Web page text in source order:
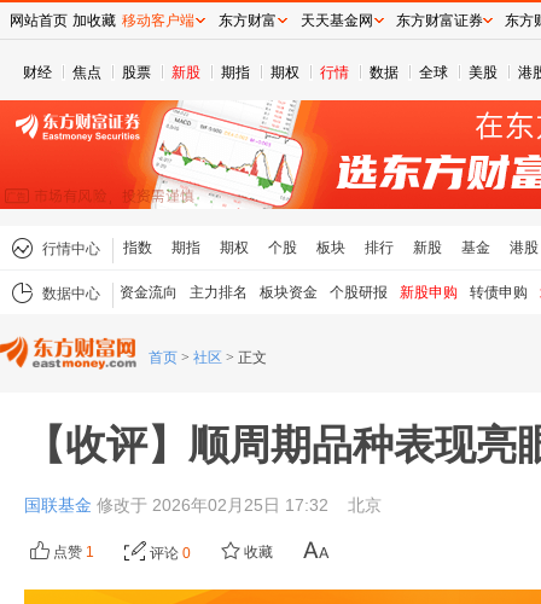
财经 焦点 股票 新股 期指 期权 行情 数据 全球 美股 港
行情中心 指数 期指 期权 个股 板块 排行 新股 基金 港股
数据中心 资金流向 主力排名 板块资金 个股研报 新股申购 转债申购
首页 > 社区 > 正文
【收评】顺周期品种表现亮
国联基金 修改于 2026年02月25日 17:32 北京
点赞 1 评论 0 收藏
网站首页 加收藏 移动客户端 东方财富 天天基金网 东方财富证券 东方